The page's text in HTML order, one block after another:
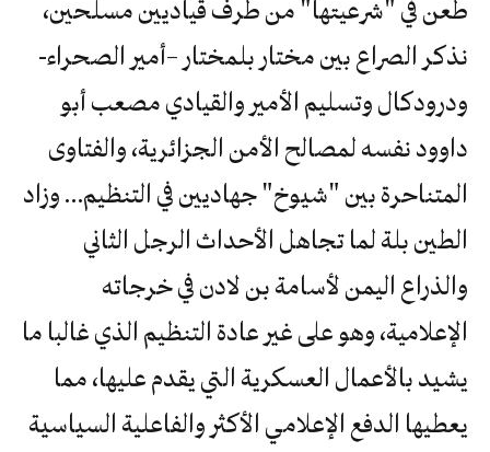
طعن في "شرعيتها" من طرف قياديين مسلحين،
نذكر الصراع بين مختار بلمختار –أمير الصحراء-
ودرودكال وتسليم الأمير والقيادي مصعب أبو
داوود نفسه لمصالح الأمن الجزائرية، والفتاوى
المتناحرة بين "شيوخ" جهاديين في التنظيم… وزاد
الطين بلة لما تجاهل الأحداث الرجل الثاني
والذراع اليمن لأسامة بن لادن في خرجاته
الإعلامية، وهو على غير عادة التنظيم الذي غالبا ما
يشيد بالأعمال العسكرية التي يقدم عليها، مما
يعطيها الدفع الإعلامي الأكثر والفاعلية السياسية